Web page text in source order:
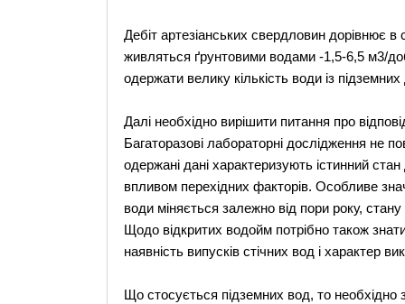
Дебіт артезіанських свердловин дорівнює
живляться ґрунтовими водами -1,5-6,5 м3/
одержати велику кількість води із
Далі необхідно вирішити питання про
Багаторазові лабораторні дослідження не
одержані дані характеризують істинний
впливом перехідних факторів. Особливе
води міняється залежно від пори року,
Щодо відкритих водойм потрібно також
наявність випусків стічних вод і характер
Що стосується підземних вод, то необхідно